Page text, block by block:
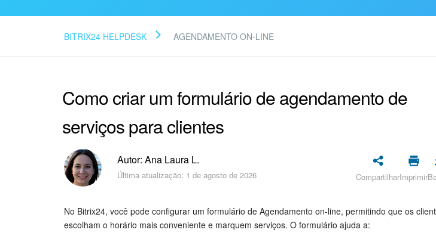
BITRIX24 HELPDESK AGENDAMENTO ON-LINE
Como criar um formulário de agendamento de
serviços para clientes
Autor: Ana Laura L.
Última atualização: 1 de agosto de 2026 CompartilharImprimir
No Bitrix24, você pode configurar um formulário de Agendamento on-line, permitindo que os
escolham o horário mais conveniente e marquem serviços. O formulário ajuda a: